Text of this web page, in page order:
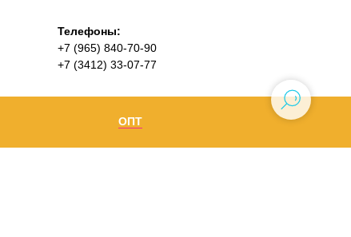
Телефоны:
+7 (965) 840-70-90
+7 (3412) 33-07-77
ОПТ